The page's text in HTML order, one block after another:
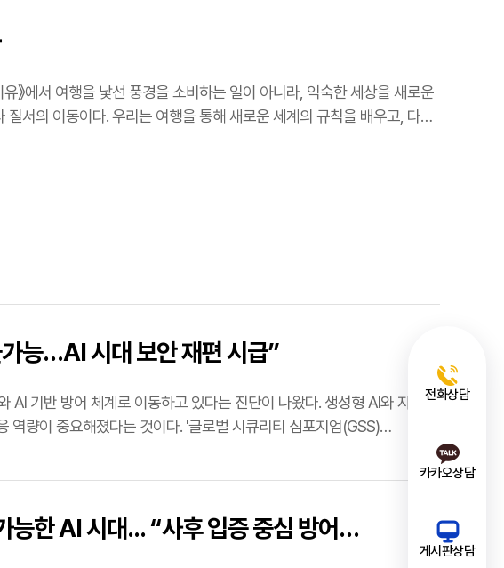
전화상담
카카오상담
게시판상담
서의 이동이다. 우리는 여행을 통해 새로운 세계의 규칙을 배우고, 다시
능…AI 시대 보안 재편 시급”
AI 기반 방어 체계로 이동하고 있다는 진단이 나왔다. 생성형 AI와 자동화
역량이 중요해졌다는 것이다. '글로벌 시큐리티 심포지엄(GSS)
한 AI 시대... “사후 입증 중심 방어